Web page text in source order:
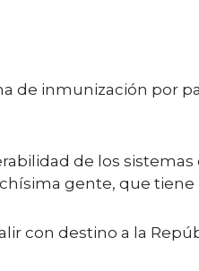
de inmunización por
de los
gente, que tiene
con destino a la